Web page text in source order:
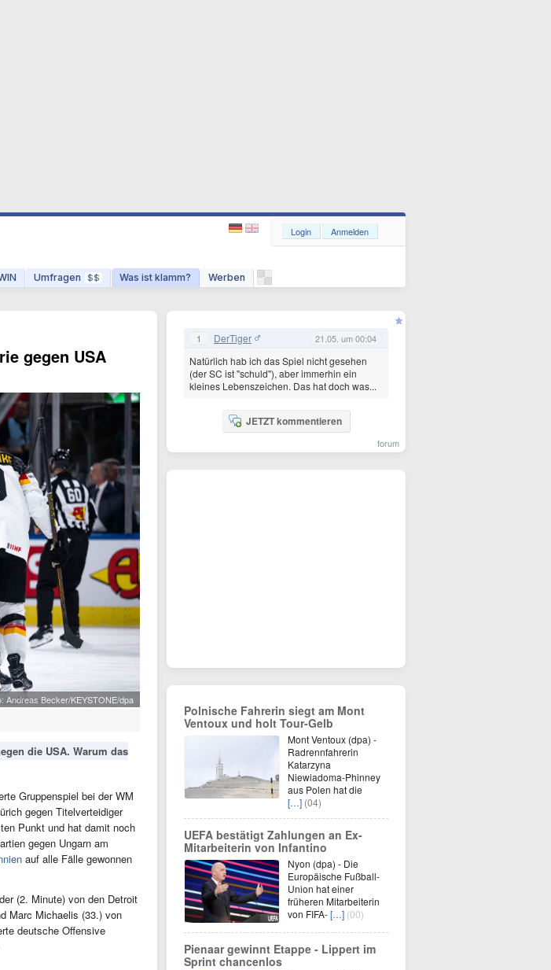
Umfragen $$ Was ist klamm? Werben
Login Anmelden
gegen USA
Andreas Becker/KEYSTONE/dpa
die USA. Warum das
Gruppenspiel bei der WM
gegen Titelverteidiger
Punkt und hat damit noch
gegen Ungarn am
auf alle Fälle gewonnen
(2. Minute) von den Detroit
Marc Michaelis (33.) von
deutsche Offensive
1 DerTiger 21.05. um 00:04
Natürlich hab ich das Spiel nicht gesehen
(der SC ist "schuld"), aber immerhin ein
kleines Lebenszeichen. Das hat doch was...
JETZT kommentieren
forum
Polnische Fahrerin siegt am Mont
Ventoux und holt Tour-Gelb
Mont Ventoux (dpa) -
Radrennfahrerin
Katarzyna
Niewiadoma-Phinney
aus Polen hat die
[…] (04)
UEFA bestätigt Zahlungen an Ex-
Mitarbeiterin von Infantino
Nyon (dpa) - Die
Europäische Fußball-
Union hat einer
früheren Mitarbeiterin
von FIFA-[…] (00)
Pienaar gewinnt Etappe - Lippert im
Sprint chancenlos